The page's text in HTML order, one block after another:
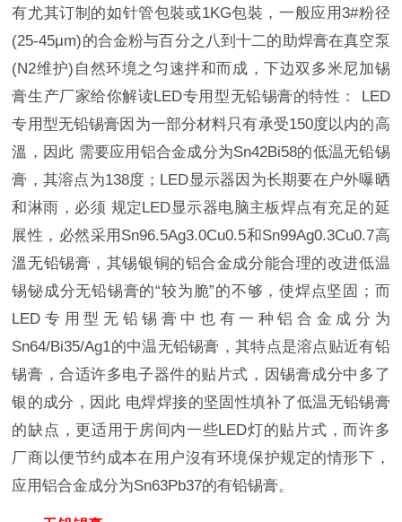
有尤其订制的如针管包裝或1KG包裝，一般应用3#粉径
(25-45μm)的合金粉与百分之八到十二的助焊膏在真空泵
(N2维护)自然环境之匀速拌和而成，下边双多米尼加锡
膏生产厂家给你解读LED专用型无铅锡膏的特性： LED
专用型无铅锡膏因为一部分材料只有承受150度以内的高
溫，因此 需要应用铝合金成分为Sn42Bi58的低温无铅锡
膏，其溶点为138度；LED显示器因为长期要在户外曝晒
和淋雨，必须 规定LED显示器电脑主板焊点有充足的延
展性，必然采用Sn96.5Ag3.0Cu0.5和Sn99Ag0.3Cu0.7高
溫无铅锡膏，其锡银铜的铝合金成分能合理的改进低温
锡铋成分无铅锡膏的“较为脆”的不够，使焊点坚固；而
LED专用型无铅锡膏中也有一种铝合金成分为
Sn64/Bi35/Ag1的中温无铅锡膏，其特点是溶点贴近有铅
锡膏，合适许多电子器件的贴片式，因锡膏成分中多了
银的成分，因此 电焊焊接的坚固性填补了低温无铅锡膏
的缺点，更适用于房间内一些LED灯的贴片式，而许多
厂商以便节约成本在用户沒有环境保护规定的情形下，
应用铝合金成分为Sn63Pb37的有铅锡膏。